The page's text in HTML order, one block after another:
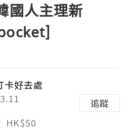
國人主理新
卡好去處
HK$50
追蹤